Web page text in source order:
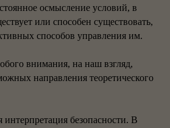
осмысление условий, в
или способен существовать,
способов управления им.
внимания, на наш взгляд,
направления теоретического
интерпретация безопасности. В